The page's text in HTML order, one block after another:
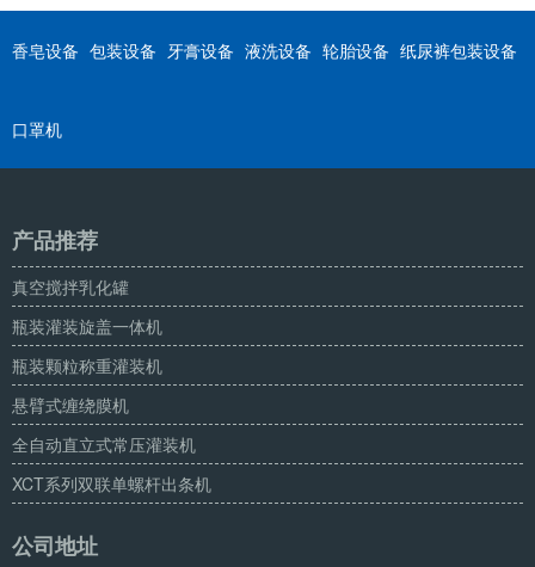
香皂设备 包装设备 牙膏设备 液洗设备 轮胎设备 纸尿裤包装设备
口罩机
产品推荐
真空搅拌乳化罐
瓶装灌装旋盖一体机
瓶装颗粒称重灌装机
悬臂式缠绕膜机
全自动直立式常压灌装机
XCT系列双联单螺杆出条机
公司地址